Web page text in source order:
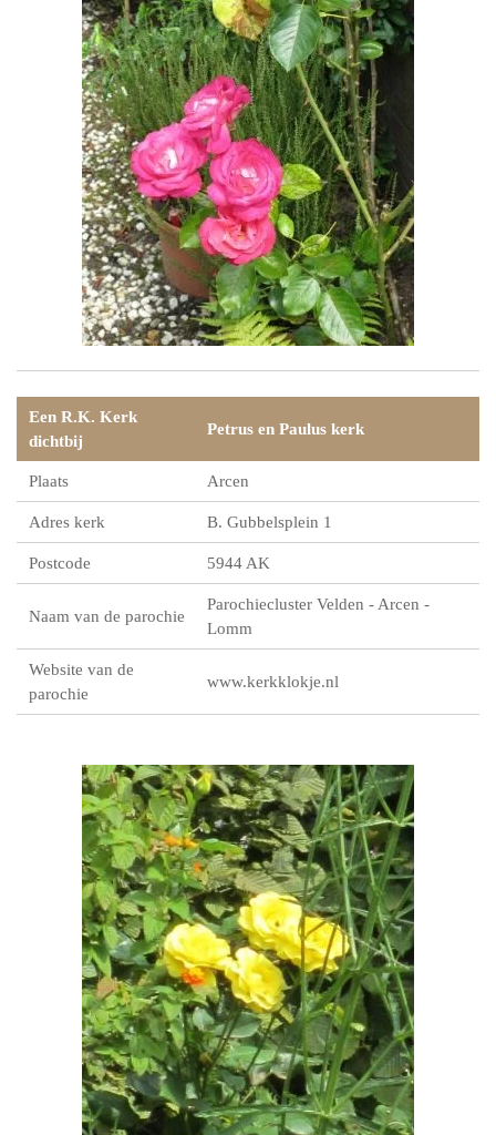
Een R.K. Kerk
dichtbij
Petrus en Paulus kerk
Plaats Arcen
Adres kerk B. Gubbelsplein 1
Postcode 5944 AK
Naam van de parochie
Parochiecluster Velden - Arcen -
Lomm
Website van de
parochie
www.kerkklokje.nl